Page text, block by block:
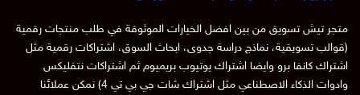
متجر تيش تسويق من بين افضل الخيارات الموثوقة في طلب منتجات رقمية
(قوالب تسويقية، نماذج دراسة جدوى، ابحاث السوق، اشتراكات رقمية مثل
اشتراك كانفا برو وايضا اشتراك يوتيوب بريميوم ثم اشتراكات نتفليكس
وادوات الذكاء الاصطناعي مثل اشتراك شات جي بي تي 4) نمكن عملائنا